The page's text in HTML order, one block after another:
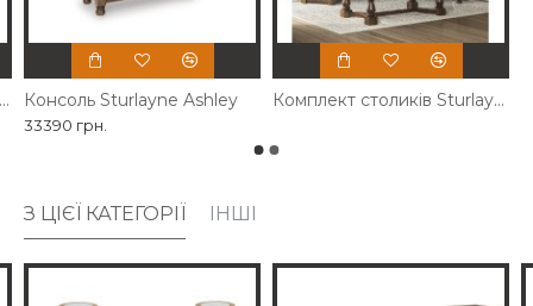
Столик кавовий Sturlayne Ashley Консоль Sturlayne Ashley
33390 грн.
Комплект столиків Sturlayne Ashley
З ЦІЄЇ КАТЕГОРІЇ ІНШІ